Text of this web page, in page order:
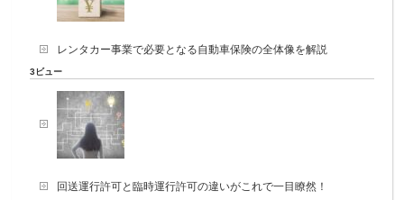
レンタカー事業で必要となる自動車保険の全体像を解説
3ビュー
回送運行許可と臨時運行許可の違いがこれで一目瞭然！